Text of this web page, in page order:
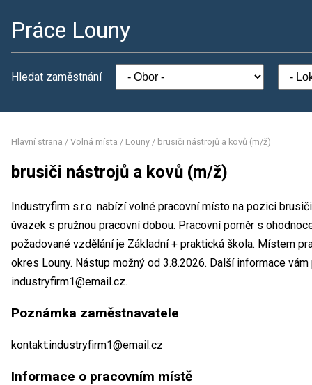
Práce Louny
Hledat zaměstnání
Hlavní strana / Volná místa / Louny / brusiči nástrojů a kovů (m/ž)
brusiči nástrojů a kovů (m/ž)
Industryfirm s.r.o. nabízí volné pracovní místo na pozici
úvazek s pružnou pracovní dobou. Pracovní poměr s
požadované vzdělání je Základní + praktická škola. Místem
okres Louny. Nástup možný od 3.8.2026. Další informace
industryfirm1@email.cz.
Poznámka zaměstnavatele
kontakt:industryfirm1@email.cz
Informace o pracovním místě